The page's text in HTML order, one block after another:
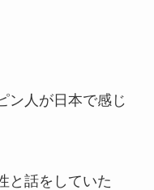
ン人が日本で感じ
と話をしていた